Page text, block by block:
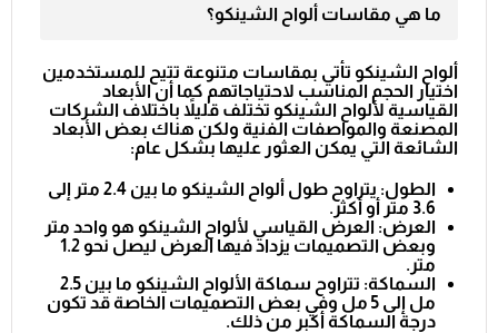
ما هي مقاسات ألواح الشينكو؟
ألواح الشينكو تأتي بمقاسات متنوعة تتيح للمستخدمين
اختيار الحجم المناسب لاحتياجاتهم كما أن الأبعاد
القياسية لألواح الشينكو تختلف قليلاً باختلاف الشركات
المصنعة والمواصفات الفنية ولكن هناك بعض الأبعاد
الشائعة التي يمكن العثور عليها بشكل عام:
الطول
: يتراوح طول ألواح الشينكو ما بين 2.4 متر إلى
3.6 متر أو أكثر.
العرض: العرض القياسي لألواح الشينكو هو واحد متر
وبعض التصميمات يزداد فيها العرض ليصل نحو 1.2
متر.
السماكة
: تتراوح سماكة الألواح الشينكو ما بين 2.5
مل إلى 5 مل وفي بعض التصميمات الخاصة قد تكون
درجة السماكة أكبر من ذلك.